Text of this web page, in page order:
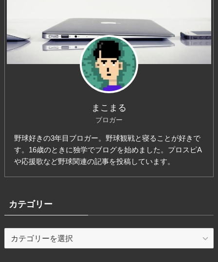
まこまる
ブロガー
野球好きの3年目ブロガー。野球観戦と寝ることが好きで
す。16歳のときに独学でブログを始めました。プロスピA
や応援歌など野球関連の記事を投稿しています。
カテゴリー
テ